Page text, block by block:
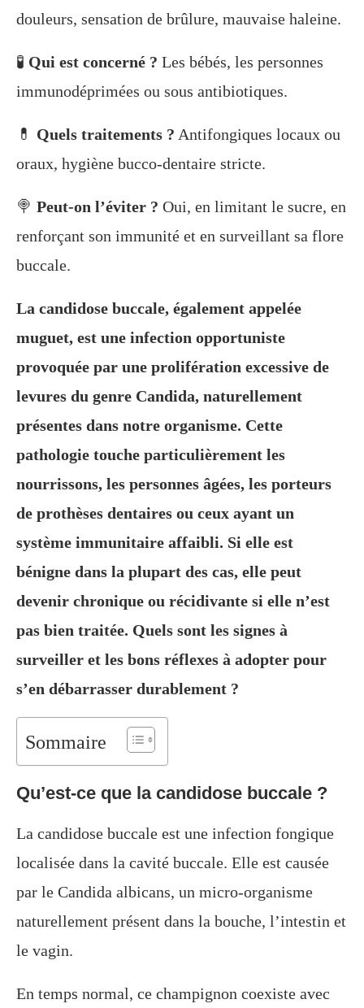
douleurs, sensation de brûlure, mauvaise haleine.
🧪 Qui est concerné ? Les bébés, les personnes
immunodéprimées ou sous antibiotiques.
💊 Quels traitements ? Antifongiques locaux ou
oraux, hygiène bucco-dentaire stricte.
🍭 Peut-on l’éviter ? Oui, en limitant le sucre, en
renforçant son immunité et en surveillant sa flore
buccale.
La candidose buccale, également appelée
muguet, est une infection opportuniste
provoquée par une prolifération excessive de
levures du genre Candida, naturellement
présentes dans notre organisme. Cette
pathologie touche particulièrement les
nourrissons, les personnes âgées, les porteurs
de prothèses dentaires ou ceux ayant un
système immunitaire affaibli. Si elle est
bénigne dans la plupart des cas, elle peut
devenir chronique ou récidivante si elle n’est
pas bien traitée. Quels sont les signes à
surveiller et les bons réflexes à adopter pour
s’en débarrasser durablement ?
Sommaire
Qu’est-ce que la candidose buccale ?
La candidose buccale est une infection fongique
localisée dans la cavité buccale. Elle est causée
par le Candida albicans, un micro-organisme
naturellement présent dans la bouche, l’intestin et
le vagin.
En temps normal, ce champignon coexiste avec